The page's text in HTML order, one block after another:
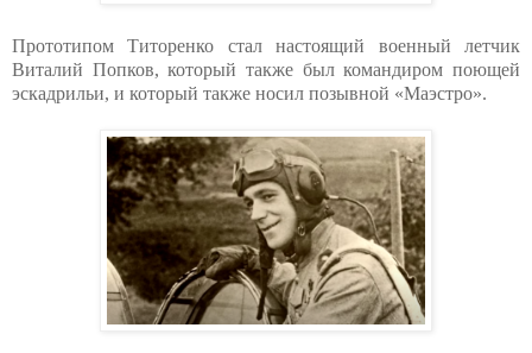
Прототипом Титоренко стал настоящий военный летчик
Виталий Попков, который также был командиром поющей
эскадрильи, и который также носил позывной «Маэстро».